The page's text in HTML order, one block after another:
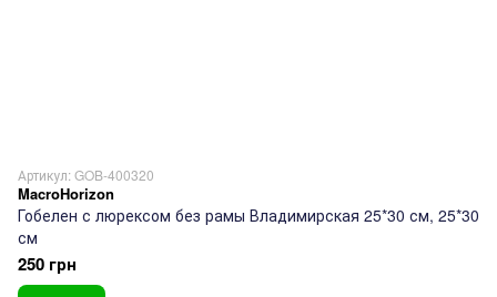
Артикул: GOB-400320
MacroHorizon
Гобелен с люрексом без рамы Владимирская 25*30 см, 25*30
см
250 грн